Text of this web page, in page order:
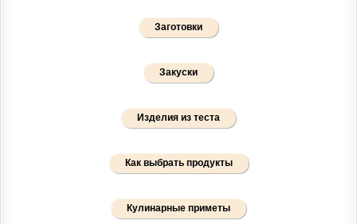
Заготовки
Закуски
Изделия из теста
Как выбрать продукты
Кулинарные приметы